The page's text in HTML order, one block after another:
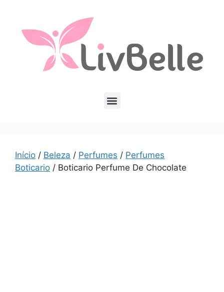
Início / Beleza / Perfumes / Perfumes
Boticario / Boticario Perfume De Chocolate